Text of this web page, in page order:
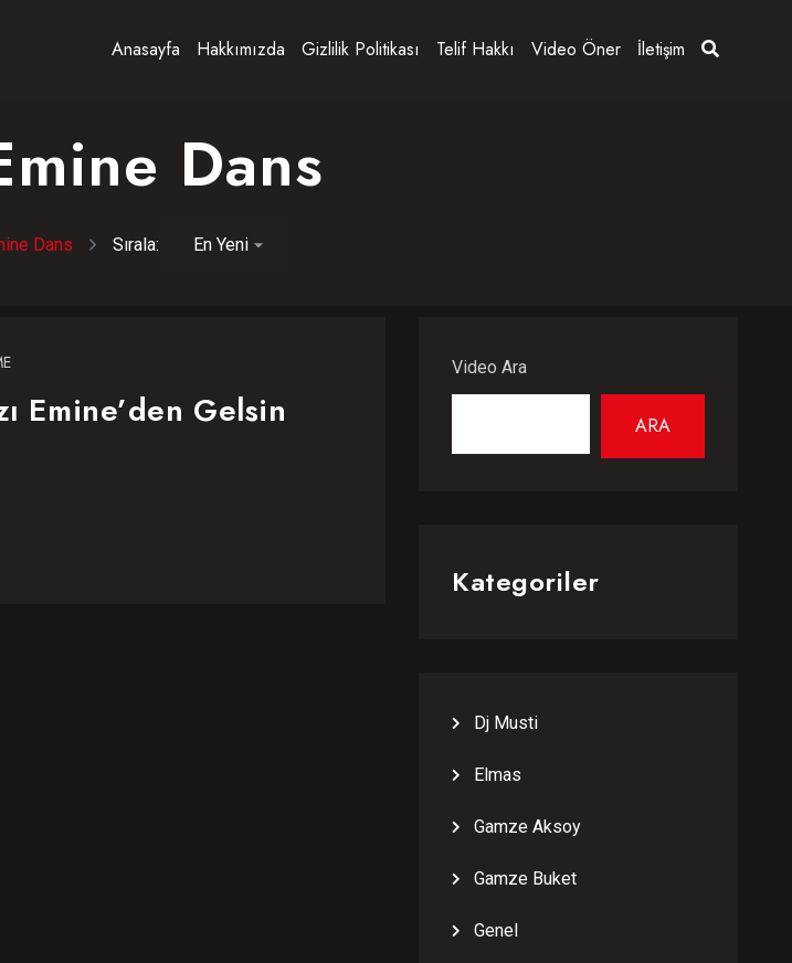
Anasayfa Hakkımızda Gizlilik Politikası Telif Hakkı Video Öner İletişim
Dans
Dans Sırala:
Emine’den Gelsin
Video Ara
ARA
Kategoriler
Dj Musti
Elmas
Gamze Aksoy
Gamze Buket
Genel